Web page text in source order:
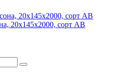
20х145х2000, сорт АВ